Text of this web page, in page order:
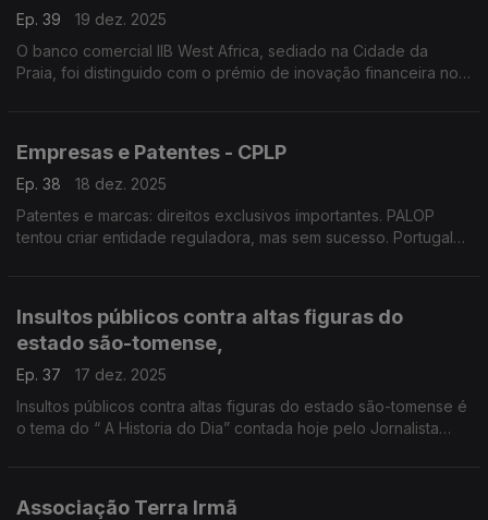
Ep. 39
19 dez. 2025
O banco comercial IIB West Africa, sediado na Cidade da
Praia, foi distinguido com o prémio de inovação financeira no
Empresas e Patentes - CPLP
Ep. 38
18 dez. 2025
Patentes e marcas: direitos exclusivos importantes. PALOP
tentou criar entidade reguladora, mas sem sucesso. Portugal
Insultos públicos contra altas figuras do
estado são-tomense,
Ep. 37
17 dez. 2025
Insultos públicos contra altas figuras do estado são-tomense é
o tema do “ A Historia do Dia” contada hoje pelo Jornalista
Associação Terra Irmã